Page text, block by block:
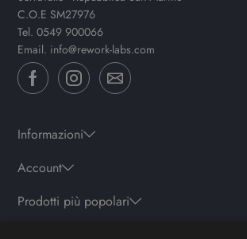
C.O.E SM27976
Tel.0549 900066
Email. info@rework-labs.com
Informazioni
Account
Prodotti più popolari